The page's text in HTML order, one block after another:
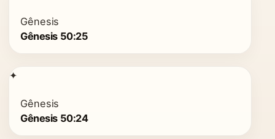
Gênesis
Gênesis 50:25
✦
Gênesis
Gênesis 50:24